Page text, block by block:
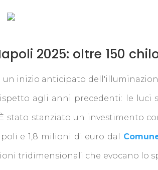
2025: oltre 150
un inizio anticipato
agli anni precedenti: le luci
stato stanziato un investimento
e 1,8 milioni di euro dal
tridimensionali che evocano lo